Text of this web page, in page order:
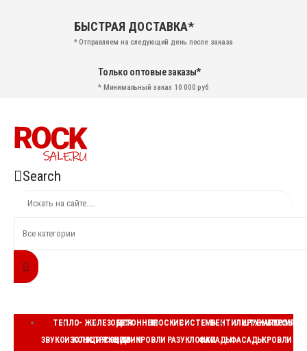
БЫСТРАЯ ДОСТАВКА*
* Отправляем на следующий день после заказа
Только оптовые заказы*
* Минимальный заказ 10 000 руб
Search
ТЕПЛО-
ЗВУКОИЗОЛЯЦИЯ
ЖЕЛЕЗОБЕТОННЫЕ
КОНСТРУКЦИИ
ДЛЯ
СЭНДВИЧ
ПЛОСКИЕ
КРОВЛИ
СИСТЕМЫ
РАЗУКЛОНКИ
ВЕНТИЛИРУЕМЫЕ
ФАСАДЫ
ШТУКАТУРНЫЕ
ФАСАДЫКРОВЛИ